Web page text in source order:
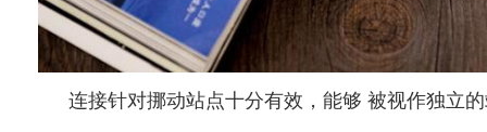
连接针对挪动站点十分有效，能够 被视作独立